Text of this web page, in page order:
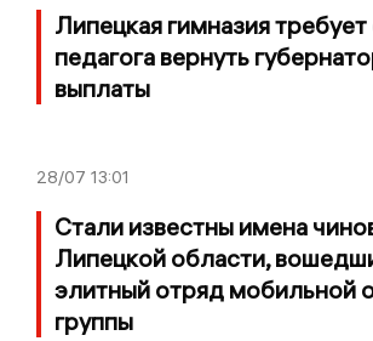
Липецкая гимназия
педагога вернуть
выплаты
28/07 13:01
Стали известны имена
Липецкой области,
элитный отряд мобильной
группы